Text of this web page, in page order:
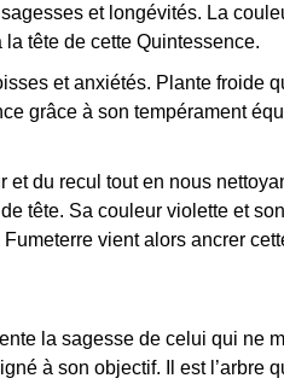
et longévités. La
tête de cette Quintessence.
et anxiétés. Plante froide
grâce à son tempérament
du recul tout en nous
tête. Sa couleur violette et
vient alors ancrer
la sagesse de celui qui ne
à son objectif. Il est l’arbre